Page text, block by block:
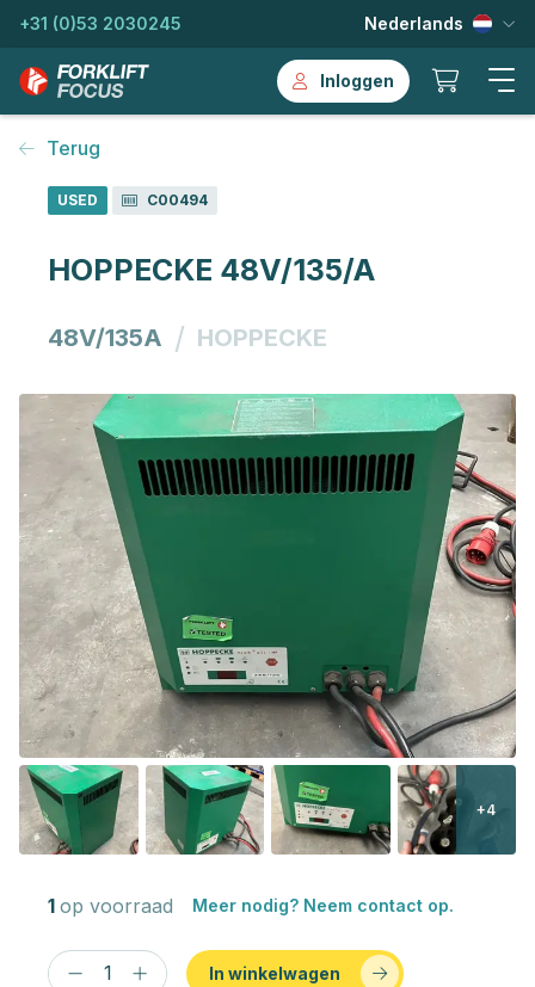
+31 (0)53 2030245 Nederlands
Inloggen
Terug
USED C00494
HOPPECKE 48V/135/A
48V/135A / HOPPECKE
+4
1 op voorraad Meer nodig? Neem contact op.
In winkelwagen